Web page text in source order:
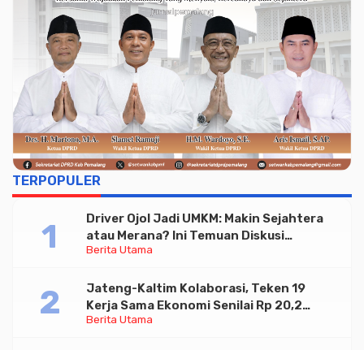
TERPOPULER
Berita Utama
Driver Ojol Jadi UMKM: Makin Sejahtera
atau Merana? Ini Temuan Diskusi
Paramadina
Berita Utama
Jateng-Kaltim Kolaborasi, Teken 19
Kerja Sama Ekonomi Senilai Rp 20,2
Triliun